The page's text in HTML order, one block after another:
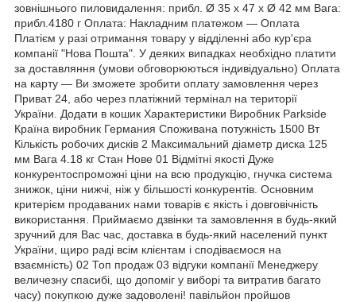
зовнішнього пиловидалення: прибл. Ø 35 x 47 x Ø 42 мм Вага:
прибл.4180 г Оплата: Накладним платежом — Оплата
Платієм у разі отримання товару у відділенні або кур'єра
компанії "Нова Пошта". У деяких випадках необхідно платити
за доставляння (умови обговорюються індивідуально) Оплата
на карту — Ви зможете зробити оплату замовлення через
Приват 24, або через платіжний термінал на території
України. Додати в кошик Характеристики Виробник Parkside
Країна виробник Германия Споживана потужність 1500 Вт
Кількість робочих дисків 2 Максимальний діаметр диска 125
мм Вага 4.18 кг Стан Нове 01 Відмітні якості Дуже
конкурентоспроможні ціни на всю продукцію, гнучка система
знижок, ціни нижчі, ніж у більшості конкурентів. Основним
критерієм продаваних нами товарів є якість і довговічність
використання. Приймаємо дзвінки та замовлення в будь-який
зручний для Вас час, доставка в будь-який населений пункт
України, щиро раді всім клієнтам і сподіваємося на
взаємність) 02 Топ продаж 03 відгуки компанії Менеджеру
величезну спасибі, що допоміг у виборі та витратив багато
часу) покупкою дуже задоволені! павільйон пройшов